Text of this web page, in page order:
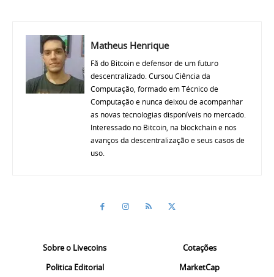
Matheus Henrique
Fã do Bitcoin e defensor de um futuro
descentralizado. Cursou Ciência da
Computação, formado em Técnico de
Computação e nunca deixou de acompanhar
as novas tecnologias disponíveis no mercado.
Interessado no Bitcoin, na blockchain e nos
avanços da descentralização e seus casos de
uso.
Sobre o Livecoins
Politica Editorial
Cotações
MarketCap